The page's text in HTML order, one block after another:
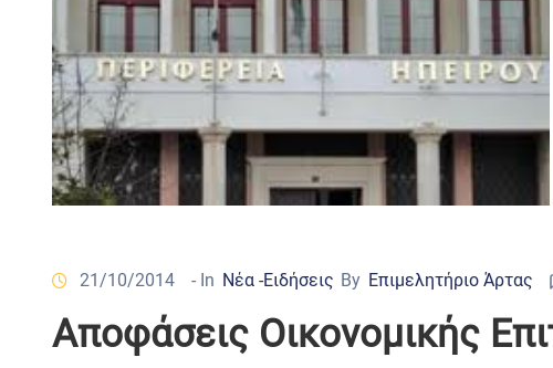
21/10/2014 - In Νέα -Ειδήσεις By Επιμελητήριο Άρτας
Αποφάσεις Οικονομικής